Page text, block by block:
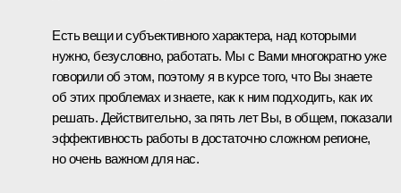
Есть вещи и субъективного характера, над которыми
нужно, безусловно, работать. Мы с Вами многократно уже
говорили об этом, поэтому я в курсе того, что Вы знаете
об этих проблемах и знаете, как к ним подходить, как их
решать. Действительно, за пять лет Вы, в общем, показали
эффективность работы в достаточно сложном регионе,
но очень важном для нас.